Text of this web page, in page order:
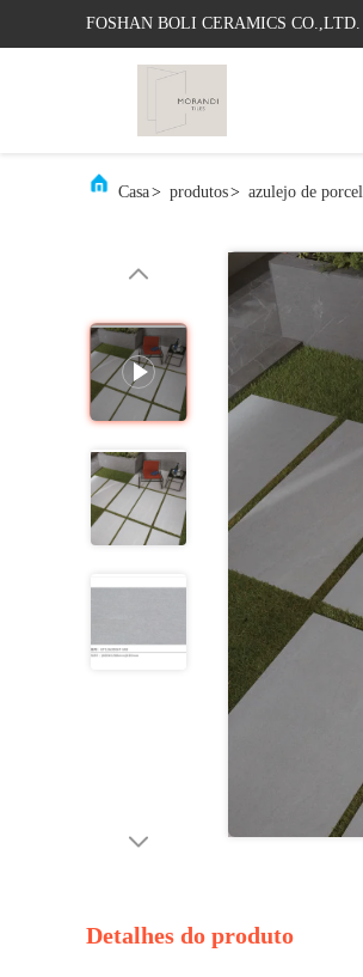
FOSHAN BOLI CERAMICS CO.,LTD.
Casa> produtos> azulejo de
Detalhes do produto